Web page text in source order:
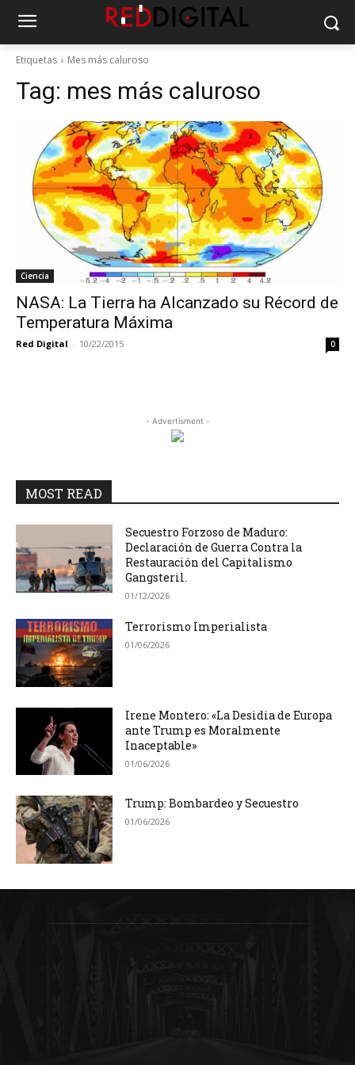
Etiquetas Mes más caluroso
Tag: mes más caluroso
Ciencia
NASA: La Tierra ha Alcanzado su Récord de
Temperatura Máxima
Red Digital - 10/22/2015 0
- Advertisment -
MOST READ
Secuestro Forzoso de Maduro:
Declaración de Guerra Contra la
Restauración del Capitalismo
Gangsteril.
01/12/2026
Terrorismo Imperialista
01/06/2026
Irene Montero: «La Desidia de Europa
ante Trump es Moralmente
Inaceptable»
01/06/2026
Trump: Bombardeo y Secuestro
01/06/2026